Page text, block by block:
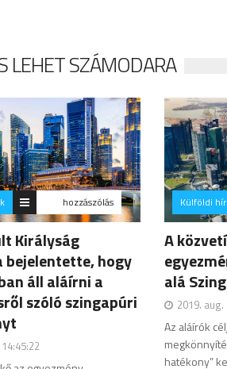
LEHET SZÁMODARA
hozzászólás
Királyság
bejelentette, hogy
áll aláírni a
szóló szingapúri
Külföldi
A
alá
2019. aug.
Az aláírók
hatékony”